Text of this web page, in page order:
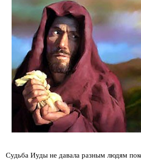
Судьба Иуды не давала разным людям